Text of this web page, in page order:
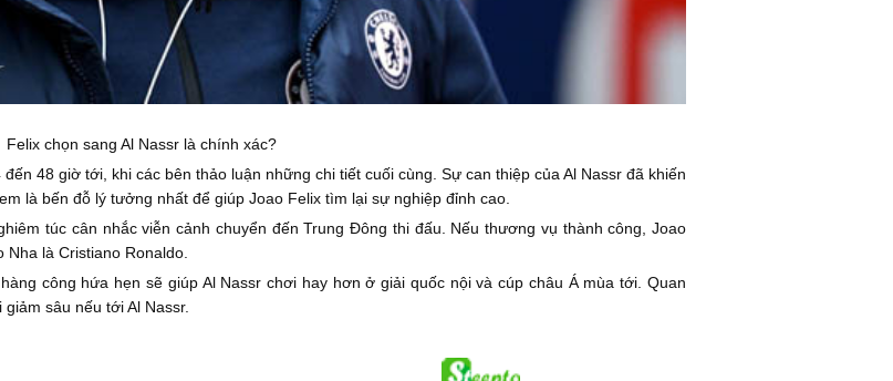
Felix chọn sang Al Nassr là chính xác?
48 giờ tới, khi các bên thảo luận những chi tiết cuối cùng. Sự can thiệp của Al Nassr đã khiến
là bến đỗ lý tưởng nhất để giúp Joao Felix tìm lại sự nghiệp đỉnh cao.
túc cân nhắc viễn cảnh chuyển đến Trung Đông thi đấu. Nếu thương vụ thành công, Joao
là Cristiano Ronaldo.
công hứa hẹn sẽ giúp Al Nassr chơi hay hơn ở giải quốc nội và cúp châu Á mùa tới. Quan
sâu nếu tới Al Nassr.